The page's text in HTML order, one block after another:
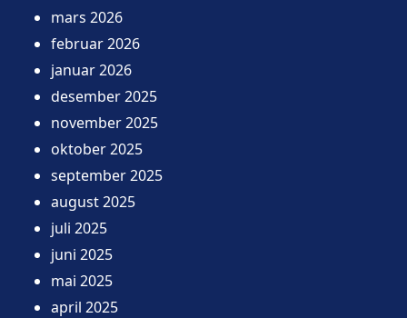
mars 2026
februar 2026
januar 2026
desember 2025
november 2025
oktober 2025
september 2025
august 2025
juli 2025
juni 2025
mai 2025
april 2025